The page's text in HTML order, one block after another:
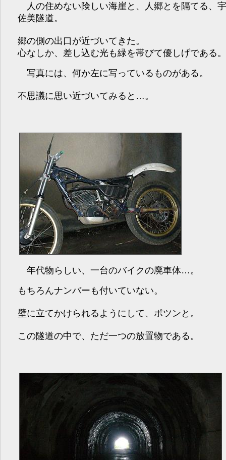
人の住めない険しい海崖と、人郷とを隔てる、
佐美隧道。
郷の側の出口が近づいてきた。
心なしか、差し込む光も緑を帯びて優しげである
写真には、何か左に写っているものがある。
不思議に思い近づいてみると…。
年代物らしい、一台のバイクの廃車体…。
もちろんナンバーも付いていない。
壁に立てかけられるようにして、ポツンと。
この隧道の中で、ただ一つの放置物である。